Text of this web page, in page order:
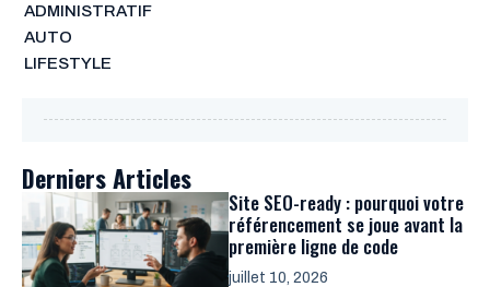
ADMINISTRATIF
AUTO
LIFESTYLE
Derniers Articles
Site SEO-ready : pourquoi votre
référencement se joue avant la
première ligne de code
juillet 10, 2026